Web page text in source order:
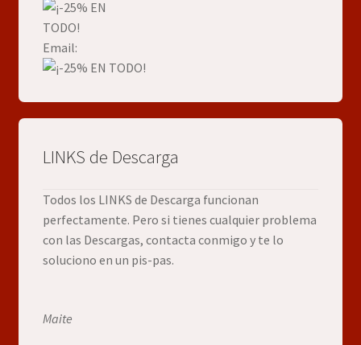
Email:
LINKS de Descarga
Todos los LINKS de Descarga funcionan
perfectamente. Pero si tienes cualquier problema
con las Descargas, contacta conmigo y te lo
soluciono en un pis-pas.
Maite